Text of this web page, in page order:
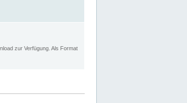
zur Verfügung. Als Format